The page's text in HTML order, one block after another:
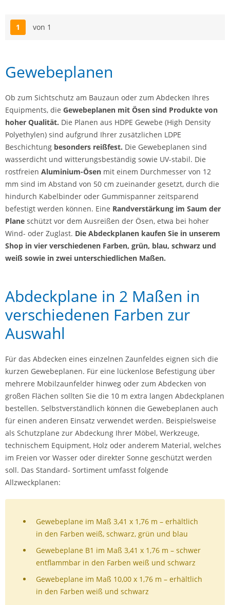
Seite
1 von 1
Gewebeplanen
Ob zum Sichtschutz am Bauzaun oder zum Abdecken Ihres
Equipments, die Gewebeplanen mit Ösen sind Produkte von
hoher Qualität. Die Planen aus HDPE Gewebe (High Density
Polyethylen) sind aufgrund Ihrer zusätzlichen LDPE
Beschichtung besonders reißfest. Die Gewebeplanen sind
wasserdicht und witterungsbeständig sowie UV-stabil. Die
rostfreien Aluminium-Ösen mit einem Durchmesser von 12
mm sind im Abstand von 50 cm zueinander gesetzt, durch die
hindurch Kabelbinder oder Gummispanner zeitsparend
befestigt werden können. Eine Randverstärkung im Saum der
Plane schützt vor dem Ausreißen der Ösen, etwa bei hoher
Wind- oder Zuglast. Die Abdeckplanen kaufen Sie in unserem
Shop in vier verschiedenen Farben, grün, blau, schwarz und
weiß sowie in zwei unterschiedlichen Maßen.
Abdeckplane in 2 Maßen in
verschiedenen Farben zur
Auswahl
Für das Abdecken eines einzelnen Zaunfeldes eignen sich die
kurzen Gewebeplanen. Für eine lückenlose Befestigung über
mehrere Mobilzaunfelder hinweg oder zum Abdecken von
großen Flächen sollten Sie die 10 m extra langen Abdeckplanen
bestellen. Selbstverständlich können die Gewebeplanen auch
für einen anderen Einsatz verwendet werden. Beispielsweise
als Schutzplane zur Abdeckung Ihrer Möbel, Werkzeuge,
technischem Equipment, Holz oder anderem Material, welches
im Freien vor Wasser oder direkter Sonne geschützt werden
soll. Das Standard- Sortiment umfasst folgende
Allzweckplanen:
Gewebeplane im Maß 3,41 x 1,76 m – erhältlich
in den Farben weiß, schwarz, grün und blau
Gewebeplane B1 im Maß 3,41 x 1,76 m – schwer
entflammbar in den Farben weiß und schwarz
Gewebeplane im Maß 10,00 x 1,76 m – erhältlich
in den Farben weiß und schwarz